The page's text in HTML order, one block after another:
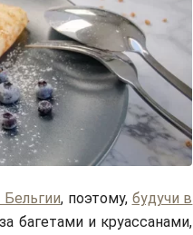
, поэтому, будучи в
багетами и круассанами,